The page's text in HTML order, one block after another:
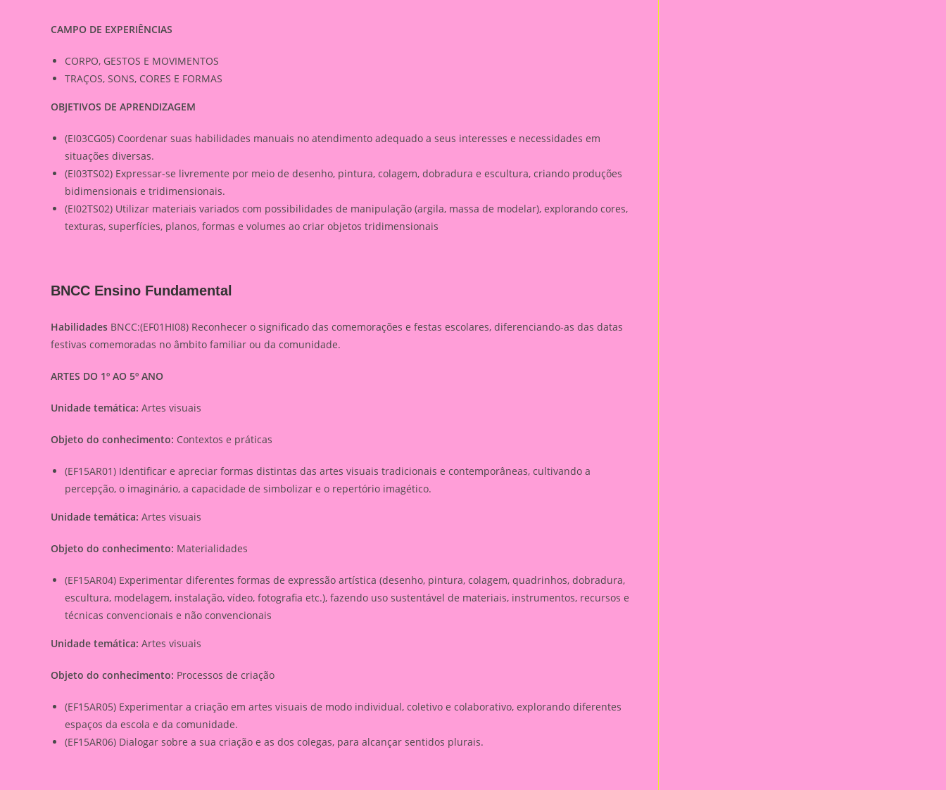
CAMPO DE EXPERIÊNCIAS
CORPO, GESTOS E MOVIMENTOS
TRAÇOS, SONS, CORES E FORMAS
OBJETIVOS DE APRENDIZAGEM
(EI03CG05) Coordenar suas habilidades manuais no atendimento adequado a seus interesses e necessidades em
situações diversas.
(EI03TS02) Expressar-se livremente por meio de desenho, pintura, colagem, dobradura e escultura, criando produções
bidimensionais e tridimensionais.
(EI02TS02) Utilizar materiais variados com possibilidades de manipulação (argila, massa de modelar), explorando cores,
texturas, superfícies, planos, formas e volumes ao criar objetos tridimensionais
BNCC Ensino Fundamental
Habilidades BNCC:(EF01HI08) Reconhecer o significado das comemorações e festas escolares, diferenciando-as das datas
festivas comemoradas no âmbito familiar ou da comunidade.
ARTES DO 1º AO 5º ANO
Unidade temática: Artes visuais
Objeto do conhecimento: Contextos e práticas
(EF15AR01) Identificar e apreciar formas distintas das artes visuais tradicionais e contemporâneas, cultivando a
percepção, o imaginário, a capacidade de simbolizar e o repertório imagético.
Unidade temática: Artes visuais
Objeto do conhecimento: Materialidades
(EF15AR04) Experimentar diferentes formas de expressão artística (desenho, pintura, colagem, quadrinhos, dobradura,
escultura, modelagem, instalação, vídeo, fotografia etc.), fazendo uso sustentável de materiais, instrumentos, recursos e
técnicas convencionais e não convencionais
Unidade temática: Artes visuais
Objeto do conhecimento: Processos de criação
(EF15AR05) Experimentar a criação em artes visuais de modo individual, coletivo e colaborativo, explorando diferentes
espaços da escola e da comunidade.
(EF15AR06) Dialogar sobre a sua criação e as dos colegas, para alcançar sentidos plurais.